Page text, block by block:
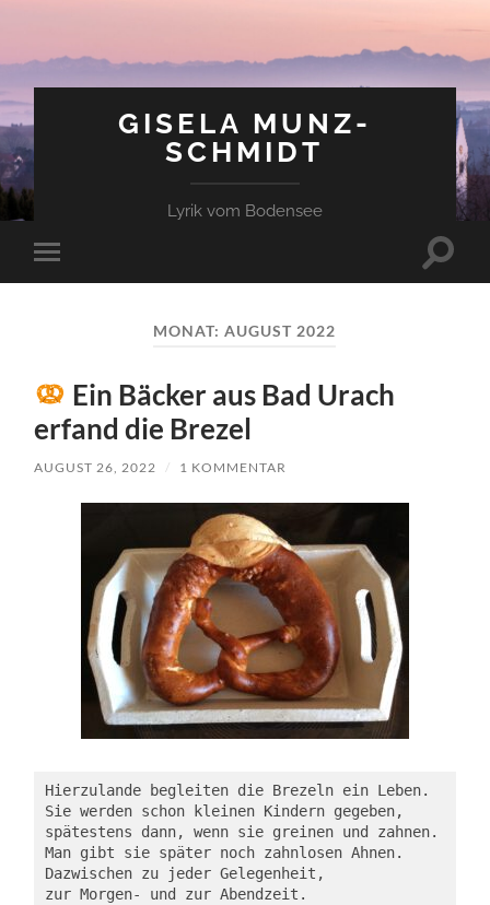
GISELA MUNZ-
SCHMIDT
Lyrik vom Bodensee
Mobile-
Menü
MONAT:AUGUST 2022
Ein Bäcker aus Bad Urach
erfand die Brezel
AUGUST 26, 2022 / 1 KOMMENTAR
Hierzulande begleiten die Brezeln ein Leben.
Sie werden schon kleinen Kindern gegeben,
spätestens dann, wenn sie greinen und zahnen.
Man gibt sie später noch zahnlosen Ahnen.
Dazwischen zu jeder Gelegenheit,
zur Morgen- und zur Abendzeit.